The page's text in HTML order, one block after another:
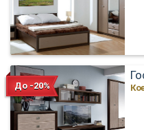
До -20%